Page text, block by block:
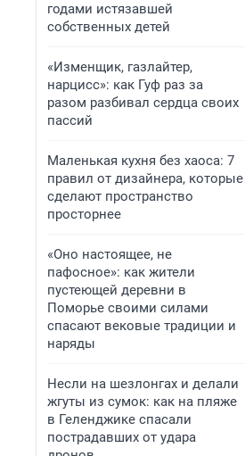
годами истязавшей
собственных детей
«Изменщик, газлайтер,
нарцисс»: как Гуф раз за
разом разбивал сердца своих
пассий
Маленькая кухня без хаоса: 7
правил от дизайнера, которые
сделают пространство
просторнее
«Оно настоящее, не
пафосное»: как жители
пустеющей деревни в
Поморье своими силами
спасают вековые традиции и
наряды
Несли на шезлонгах и делали
жгуты из сумок: как на пляже
в Геленджике спасали
пострадавших от удара